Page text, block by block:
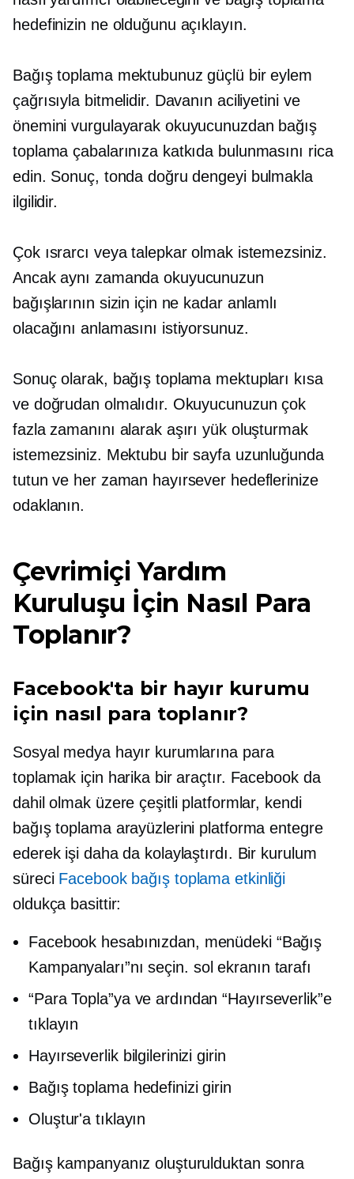
hedefinizin ne olduğunu açıklayın.
Bağış toplama mektubunuz güçlü bir eylem
çağrısıyla bitmelidir. Davanın aciliyetini ve
önemini vurgulayarak okuyucunuzdan bağış
toplama çabalarınıza katkıda bulunmasını rica
edin. Sonuç, tonda doğru dengeyi bulmakla
ilgilidir.
Çok ısrarcı veya talepkar olmak istemezsiniz.
Ancak aynı zamanda okuyucunuzun
bağışlarının sizin için ne kadar anlamlı
olacağını anlamasını istiyorsunuz.
Sonuç olarak, bağış toplama mektupları kısa
ve doğrudan olmalıdır. Okuyucunuzun çok
fazla zamanını alarak aşırı yük oluşturmak
istemezsiniz. Mektubu bir sayfa uzunluğunda
tutun ve her zaman hayırsever hedeflerinize
odaklanın.
Çevrimiçi Yardım
Kuruluşu İçin Nasıl Para
Toplanır?
Facebook'ta bir hayır kurumu
için nasıl para toplanır?
Sosyal medya hayır kurumlarına para
toplamak için harika bir araçtır. Facebook da
dahil olmak üzere çeşitli platformlar, kendi
bağış toplama arayüzlerini platforma entegre
ederek işi daha da kolaylaştırdı. Bir kurulum
süreci Facebook bağış toplama etkinliği
oldukça basittir:
Facebook hesabınızdan, menüdeki “Bağış
Kampanyaları”nı seçin. sol ekranın tarafı
“Para Topla”ya ve ardından “Hayırseverlik”e
tıklayın
Hayırseverlik bilgilerinizi girin
Bağış toplama hedefinizi girin
Oluştur'a tıklayın
Bağış kampanyanız oluşturulduktan sonra